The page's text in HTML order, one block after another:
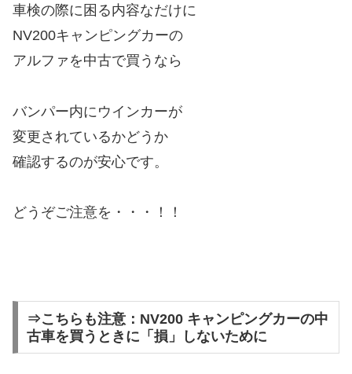
車検の際に困る内容なだけに
NV200キャンピングカーの
アルファを中古で買うなら
バンパー内にウインカーが
変更されているかどうか
確認するのが安心です。
どうぞご注意を・・・！！
⇒こちらも注意：NV200 キャンピングカーの中
古車を買うときに「損」しないために